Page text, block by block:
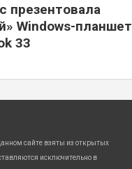
презентовала
Windows-планшет
33
сайте взяты из открытых
исключительно в